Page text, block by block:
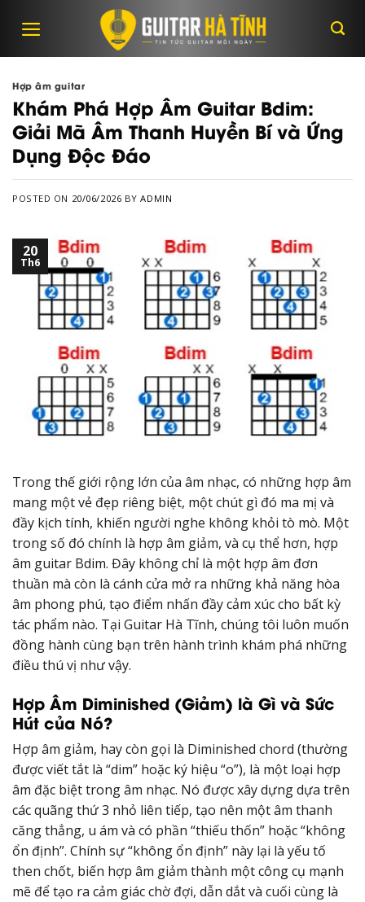
Hợp âm guitar
Khám Phá Hợp Âm Guitar Bdim:
Giải Mã Âm Thanh Huyền Bí và Ứng
Dụng Độc Đáo
POSTED ON 20/06/2026 BYADMIN
20
Th6
Trong thế giới rộng lớn của âm nhạc, có những hợp âm
mang một vẻ đẹp riêng biệt, một chút gì đó ma mị và
đầy kịch tính, khiến người nghe không khỏi tò mò. Một
trong số đó chính là hợp âm giảm, và cụ thể hơn, hợp
âm guitar Bdim. Đây không chỉ là một hợp âm đơn
thuần mà còn là cánh cửa mở ra những khả năng hòa
âm phong phú, tạo điểm nhấn đầy cảm xúc cho bất kỳ
tác phẩm nào. Tại Guitar Hà Tĩnh, chúng tôi luôn muốn
đồng hành cùng bạn trên hành trình khám phá những
điều thú vị như vậy.
Hợp Âm Diminished (Giảm) là Gì và Sức
Hút của Nó?
Hợp âm giảm, hay còn gọi là Diminished chord (thường
được viết tắt là “dim” hoặc ký hiệu “o”), là một loại hợp
âm đặc biệt trong âm nhạc. Nó được xây dựng dựa trên
các quãng thứ 3 nhỏ liên tiếp, tạo nên một âm thanh
căng thẳng, u ám và có phần “thiếu thốn” hoặc “không
ổn định”. Chính sự “không ổn định” này lại là yếu tố
then chốt, biến hợp âm giảm thành một công cụ mạnh
mẽ để tạo ra cảm giác chờ đợi, dẫn dắt và cuối cùng là